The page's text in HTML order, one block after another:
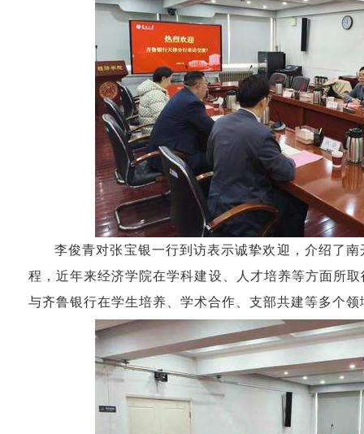
李俊青对张宝银一行到访表示诚挚欢迎，介绍了
程，近年来经济学院在学科建设、人才培养等方面所
与齐鲁银行在学生培养、学术合作、支部共建等多个